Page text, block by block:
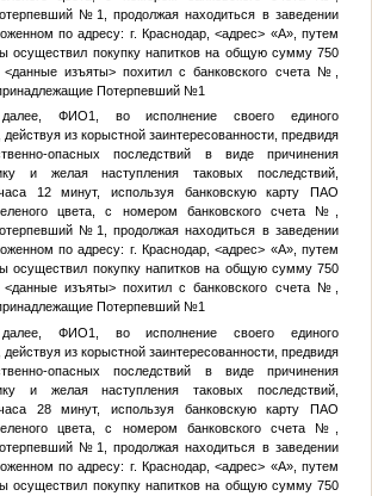
№1
, продолжая находиться в заведении
по адресу: г. Краснодар,<адрес> «А», путем
осуществил покупку напитков на общую сумму 750
<данные изъяты>похитил с банковского счета №
Потерпевший №1
ФИО1, во исполнение своего единого
из корыстной заинтересованности, предвидя
опасных последствий в виде причинения
и желая наступления таковых последствий,
12 минут, используя банковскую карту ПАО
цвета, с номером банковского счета № ,
№1, продолжая находиться в заведении
по адресу: г. Краснодар,<адрес> «А», путем
осуществил покупку напитков на общую сумму 750
<данные изъяты>похитил с банковского счета № ,
Потерпевший №1
далее, ФИО1
, во исполнение своего единого
из корыстной заинтересованности, предвидя
опасных последствий в виде причинения
и желая наступления таковых последствий,
28 минут, используя банковскую карту ПАО
цвета, с номером банковского счета №
№1
, продолжая находиться в заведении
по адресу: г. Краснодар,<адрес> «А», путем
осуществил покупку напитков на общую сумму 750